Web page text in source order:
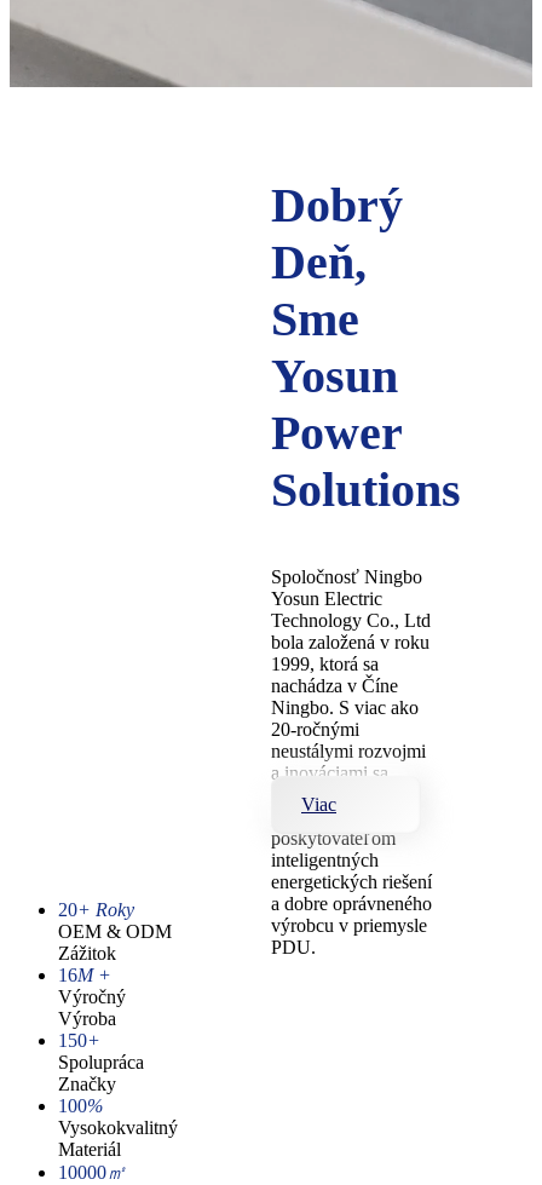
Dobrý
Deň,
Sme
Yosun
Power
Solutions
Spoločnosť Ningbo
Yosun Electric
Technology Co., Ltd
bola založená v roku
1999, ktorá sa
nachádza v Číne
Ningbo. S viac ako
20-ročnými
neustálymi rozvojmi
a inováciami sa
spoločnosť Yosun
stala popredným
poskytovateľom
inteligentných
energetických riešení
a dobre oprávneného
výrobcu v priemysle
PDU.
Viac
20+ Roky
OEM & ODM
Zážitok
16M +
Výročný
Výroba
150+
Spolupráca
Značky
100%
Vysokokvalitný
Materiál
10000㎡